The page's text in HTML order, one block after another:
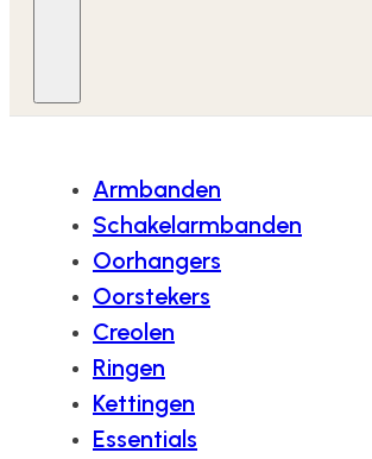
Armbanden
Schakelarmbanden
Oorhangers
Oorstekers
Creolen
Ringen
Kettingen
Essentials